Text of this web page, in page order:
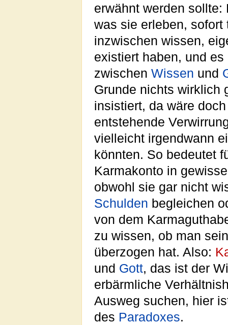
erwähnt werden
was sie erleben,
inzwischen wissen,
existiert haben, und
zwischen Wissen und
Grunde nichts wirklich
insistiert, da wäre
entstehende
vielleicht irgendwann
könnten. So bedeutet
Karmakonto in
obwohl sie gar nicht
Schulden begleichen
von dem
zu wissen, ob man
überzogen hat. Also:
und Gott, das ist der
erbärmliche
Ausweg suchen, hier
des Paradoxes.